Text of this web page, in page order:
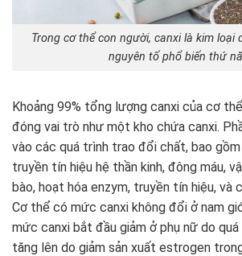
Trong cơ thể con người, canxi là kim loại
nguyên tố phổ biến thứ
Khoảng 99% tổng lượng canxi của cơ
đóng vai trò như một kho chứa canxi.
vào các quá trình trao đổi chất, bao
truyền tín hiệu hệ thần kinh, đông máu,
bào, hoạt hóa enzym, truyền tín hiệu, và
Cơ thể có mức canxi không đổi ở nam
mức canxi bắt đầu giảm ở phụ nữ do
tăng lên do giảm sản xuất estrogen